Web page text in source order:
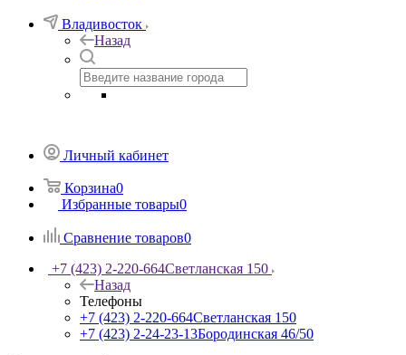
Владивосток
Назад
Личный кабинет
Корзина0
Избранные товары0
Сравнение товаров0
+7 (423) 2-220-664Светланская 150
Назад
Телефоны
+7 (423) 2-220-664Светланская 150
+7 (423) 2-24-23-13Бородинская 46/50